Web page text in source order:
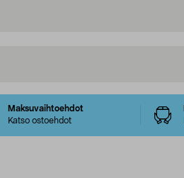
Maksuvaihtoehdot
Katso ostoehdot